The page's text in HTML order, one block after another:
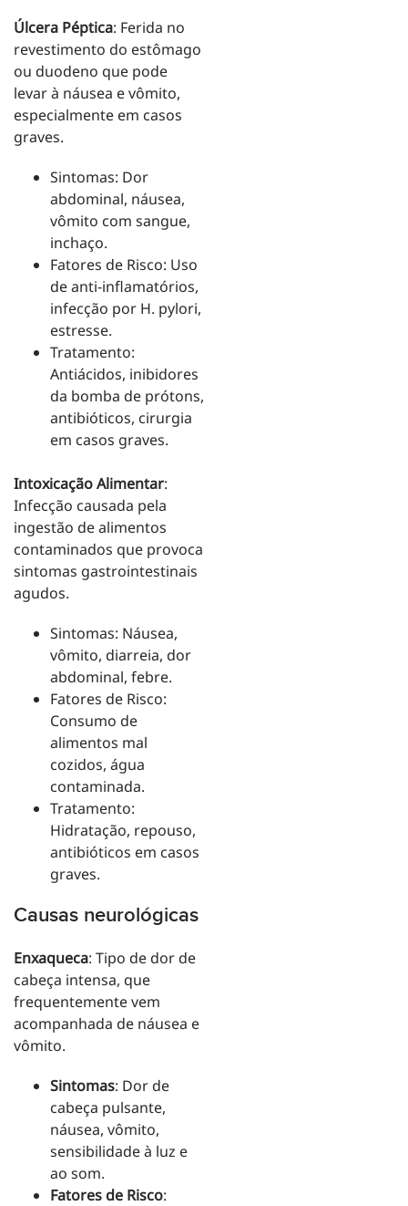
Úlcera Péptica: Ferida no
revestimento do estômago
ou duodeno que pode
levar à náusea e vômito,
especialmente em casos
graves.
Sintomas: Dor
abdominal, náusea,
vômito com sangue,
inchaço.
Fatores de Risco: Uso
de anti-inflamatórios,
infecção por H. pylori,
estresse.
Tratamento:
Antiácidos, inibidores
da bomba de prótons,
antibióticos, cirurgia
em casos graves.
Intoxicação Alimentar:
Infecção causada pela
ingestão de alimentos
contaminados que provoca
sintomas gastrointestinais
agudos.
Sintomas: Náusea,
vômito, diarreia, dor
abdominal, febre.
Fatores de Risco:
Consumo de
alimentos mal
cozidos, água
contaminada.
Tratamento:
Hidratação, repouso,
antibióticos em casos
graves.
Causas neurológicas
Enxaqueca: Tipo de dor de
cabeça intensa, que
frequentemente vem
acompanhada de náusea e
vômito.
Sintomas: Dor de
cabeça pulsante,
náusea, vômito,
sensibilidade à luz e
ao som.
Fatores de Risco: